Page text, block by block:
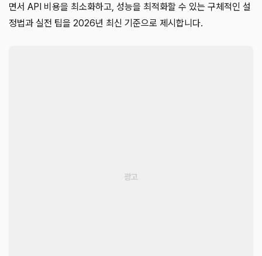
면서 API 비용을 최소화하고, 성능을 최적화할 수 있는 구체적인 설
정법과 실전 팁을 2026년 최신 기준으로 제시합니다.